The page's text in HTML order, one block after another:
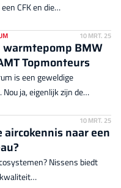
CFK en die
is geen CFK, maar wel
R1234yf is ook dat
in de atmosfeer tot een…
werkt aan een PFAS-verbod.
nieuw koudemiddel?
10 MRT. 25
BMW
Topmonteurs
is een geweldige
ja, eigenlijk zijn de
De grootste
op het forum noemen we
trakteert ze binnenkort
Daarom kijken we
de vorige.
10 MRT. 25
aircokennis naar een
Nissens biedt